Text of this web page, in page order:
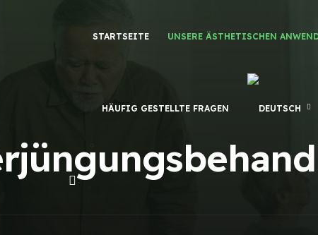
STARTSEITE UNSERE ÄSTHETISCHEN
HÄUFIG GESTELLTE FRAGEN